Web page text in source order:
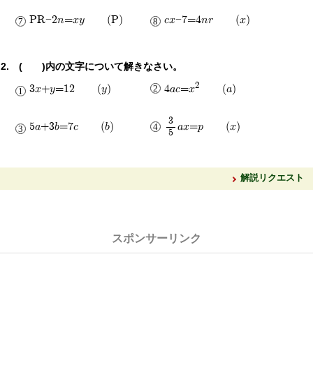
PR−2n=xy (P) cx−7=4nr (x)
2. ( )内の文字について解きなさい。
3x+y=12 (y) 4ac=x2 (a)
5a+3b=7c (b)
3
5
ax=p (x)
解説リクエスト